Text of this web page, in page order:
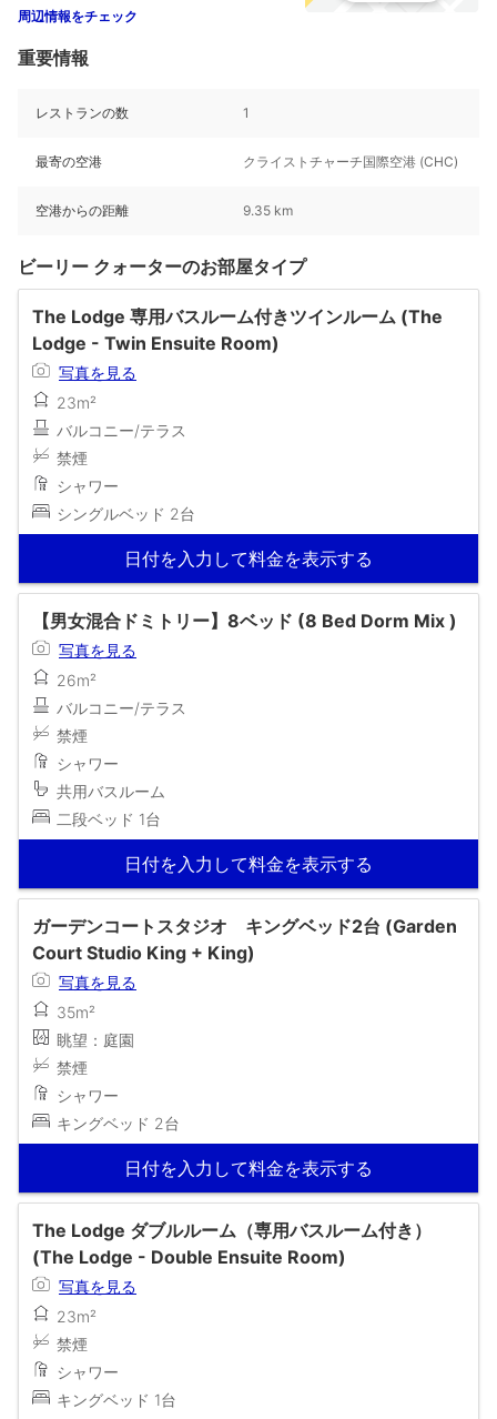
周辺情報をチェック
重要情報
レストランの数 1
最寄の空港 クライストチャーチ国際空港 (CHC)
空港からの距離 9.35 km
ビーリー クォーターのお部屋タイプ
The Lodge 専用バスルーム付きツインルーム (The
Lodge - Twin Ensuite Room)
写真を見る
23m²
バルコニー/テラス
禁煙
シャワー
シングルベッド 2台
日付を入力して料金を表示する
【男女混合ドミトリー】8ベッド (8 Bed Dorm Mix )
写真を見る
26m²
バルコニー/テラス
禁煙
シャワー
共用バスルーム
二段ベッド 1台
日付を入力して料金を表示する
ガーデンコートスタジオ キングベッド2台 (Garden
Court Studio King + King)
写真を見る
35m²
眺望：庭園
禁煙
シャワー
キングベッド 2台
日付を入力して料金を表示する
The Lodge ダブルルーム（専用バスルーム付き）
(The Lodge - Double Ensuite Room)
写真を見る
23m²
禁煙
シャワー
キングベッド 1台